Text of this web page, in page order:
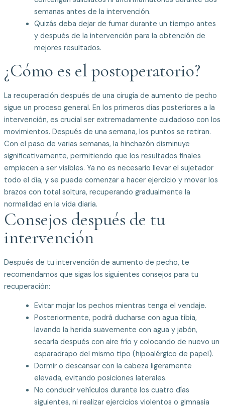
semanas antes de la intervención.
Quizás deba dejar de fumar durante un tiempo antes
y después de la intervención para la obtención de
mejores resultados.
¿Cómo es el postoperatorio?
La recuperación después de una cirugía de aumento de pecho
sigue un proceso general. En los primeros días posteriores a la
intervención, es crucial ser extremadamente cuidadoso con los
movimientos. Después de una semana, los puntos se retiran.
Con el paso de varias semanas, la hinchazón disminuye
significativamente, permitiendo que los resultados finales
empiecen a ser visibles. Ya no es necesario llevar el sujetador
todo el día, y se puede comenzar a hacer ejercicio y mover los
brazos con total soltura, recuperando gradualmente la
normalidad en la vida diaria.
Consejos después de tu
intervención
Después de tu intervención de aumento de pecho, te
recomendamos que sigas los siguientes consejos para tu
recuperación:
Evitar mojar los pechos mientras tenga el vendaje.
Posteriormente, podrá ducharse con agua tibia,
lavando la herida suavemente con agua y jabón,
secarla después con aire frío y colocando de nuevo un
esparadrapo del mismo tipo (hipoalérgico de papel).
Dormir o descansar con la cabeza ligeramente
elevada, evitando posiciones laterales.
No conducir vehículos durante los cuatro días
siguientes, ni realizar ejercicios violentos o gimnasia